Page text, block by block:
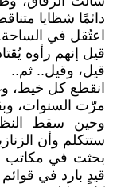
دائمًا شظايا
اعتُقل في
قيل إنهم رأوه
قيل، وقيل.. ثم..
انقطع كل خيط،
مرّت السنوات،
وحين سقط
ستتكلم وأن
بحثت في مكاتب
قيدٍ بارد في